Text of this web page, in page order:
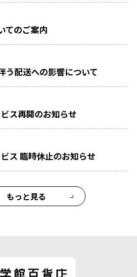
てのご案内
う配送への影響について
ス再開のお知らせ
ス 臨時休止のお知らせ
もっと見る